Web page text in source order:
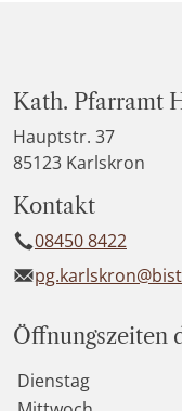
Kath. Pfarramt
Hauptstr. 37
85123 Karlskron
Kontakt
08450 8422
Öffnungszeiten
Wochentage / Monate
Öffnungszeiten /
Dienstag